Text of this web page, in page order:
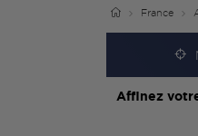
France
Affinez